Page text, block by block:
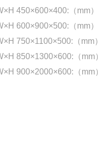
450×600×400:（mm）
600×900×500:（mm）
750×1100×500:（mm）
850×1300×600:（mm
900×2000×600:（mm